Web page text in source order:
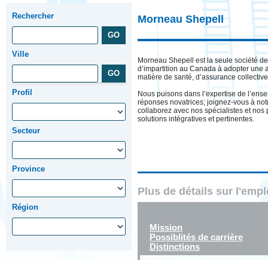
Rechercher
Ville
Profil
Secteur
Province
Région
Morneau Shepell
Morneau Shepell est la seule société
d’impartition au Canada à adopter
matière de santé, d’assurance
Nous puisons dans l’expertise de
réponses novatrices; joignez-vous à
collaborez avec nos spécialistes et
solutions intégratives et pertinentes.
Plus de détails sur
Mission
Possiblités de carrière
Distinctions